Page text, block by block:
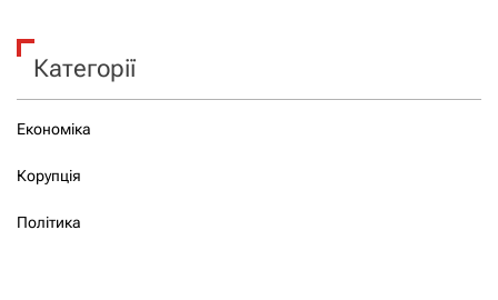
Категорії
Економіка
Корупція
Політика